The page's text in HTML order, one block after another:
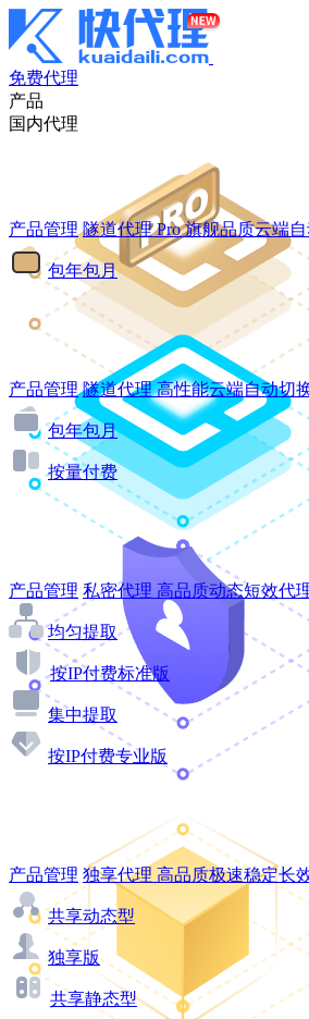
免费代理
产品
国内代理
产品管理 隧道代理Pro 旗舰品质云端
包年包月
产品管理 隧道代理 高性能云端自动切
包年包月
按量付费
产品管理 私密代理 高品质动态短效代
均匀提取
按IP付费标准版
集中提取
按IP付费专业版
产品管理 独享代理 高品质极速稳定长
共享动态型
独享版
共享静态型